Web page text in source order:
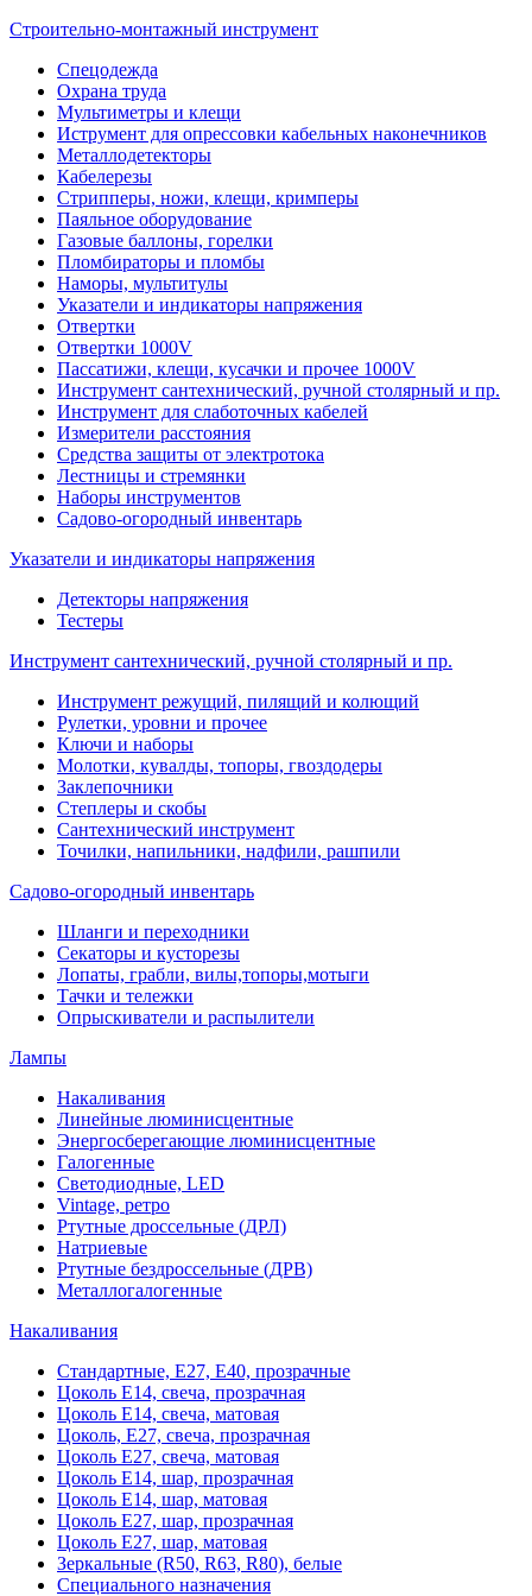
Строительно-монтажный инструмент
Спецодежда
Охрана труда
Мультиметры и клещи
Иструмент для опрессовки кабельных наконечников
Металлодетекторы
Кабелерезы
Стрипперы, ножи, клещи, кримперы
Паяльное оборудование
Газовые баллоны, горелки
Пломбираторы и пломбы
Наморы, мультитулы
Указатели и индикаторы напряжения
Отвертки
Отвертки 1000V
Пассатижи, клещи, кусачки и прочее 1000V
Инструмент сантехнический, ручной столярный и пр.
Инструмент для слаботочных кабелей
Измерители расстояния
Средства защиты от электротока
Лестницы и стремянки
Наборы инструментов
Садово-огородный инвентарь
Указатели и индикаторы напряжения
Детекторы напряжения
Тестеры
Инструмент сантехнический, ручной столярный и пр.
Инструмент режущий, пилящий и колющий
Рулетки, уровни и прочее
Ключи и наборы
Молотки, кувалды, топоры, гвоздодеры
Заклепочники
Степлеры и скобы
Сантехнический инструмент
Точилки, напильники, надфили, рашпили
Садово-огородный инвентарь
Шланги и переходники
Секаторы и кусторезы
Лопаты, грабли, вилы,топоры,мотыги
Тачки и тележки
Опрыскиватели и распылители
Лампы
Накаливания
Линейные люминисцентные
Энергосберегающие люминисцентные
Галогенные
Светодиодные, LED
Vintage, ретро
Ртутные дроссельные (ДРЛ)
Натриевые
Ртутные бездроссельные (ДРВ)
Металлогалогенные
Накаливания
Стандартные, Е27, Е40, прозрачные
Цоколь Е14, свеча, прозрачная
Цоколь Е14, свеча, матовая
Цоколь, Е27, свеча, прозрачная
Цоколь Е27, свеча, матовая
Цоколь Е14, шар, прозрачная
Цоколь Е14, шар, матовая
Цоколь Е27, шар, прозрачная
Цоколь Е27, шар, матовая
Зеркальные (R50, R63, R80), белые
Специального назначения